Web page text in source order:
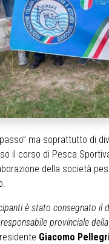
ma soprattutto di
il corso di Pesca
della società
è stato consegnato il
provinciale
Giacomo